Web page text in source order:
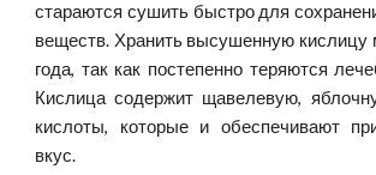
стараются сушить быстро для
веществ. Хранить высушенную кислицу
года, так как постепенно теряются
Кислица содержит щавелевую,
кислоты, которые и обеспечивают
вкус.